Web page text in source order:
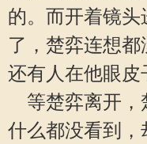
的。而开着镜
了，楚弈连想都
还有人在他眼皮
等楚弈离开，
什么都没看到，